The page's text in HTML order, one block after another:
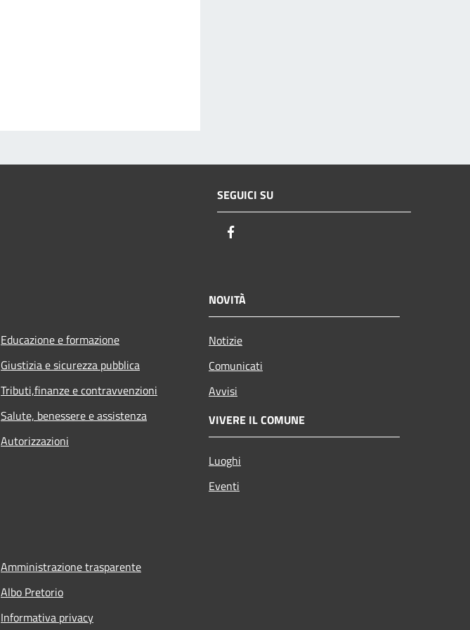
SEGUICI SU
Educazione e formazione
Giustizia e sicurezza pubblica
Tributi,finanze e contravvenzioni
Salute, benessere e assistenza
Autorizzazioni
NOVITÀ
Notizie
Comunicati
Avvisi
VIVERE IL COMUNE
Luoghi
Eventi
Amministrazione trasparente
Albo Pretorio
Informativa privacy